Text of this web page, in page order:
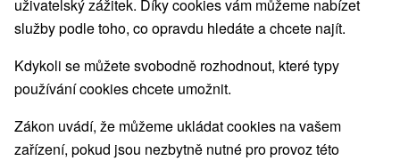
Vyberte lokalitu nebo termín
Nejprodávanější
1.
uživatelský zážitek. Díky cookies vám můžeme nabízet
služby podle toho, co opravdu hledáte a chcete najít.
Kdykoli se můžete svobodně rozhodnout, které typy
používání cookies chcete umožnit.
Zákon uvádí, že můžeme ukládat cookies na vašem
zařízení, pokud jsou nezbytně nutné pro provoz této